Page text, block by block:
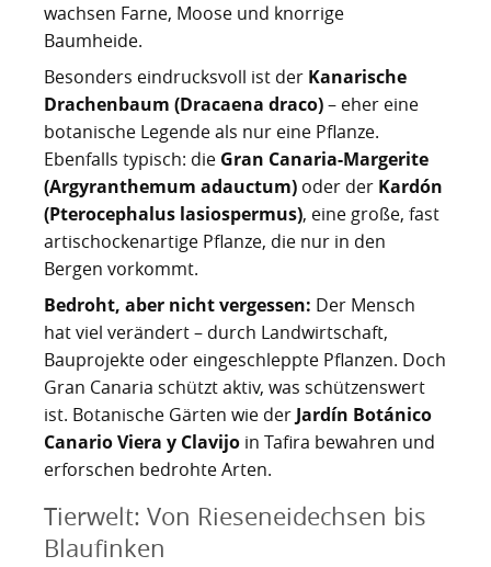
San Cristóbal de La Laguna
San Juan de la Rambla
San Miguel de Abona
Santa Cruz de Tenerife
Santa Úrsula
Santiago del Teide
Tacoronte
Tegueste
Kartoffelrevolution 1846
Verworfenes Exil
Franco auf Teneriffa
Thor Heyerdahl und die Pyramiden von Güímar
wachsen Farne, Moose und knorrige
Baumheide.
Besonders eindrucksvoll ist der Kanarische
Drachenbaum (Dracaena draco)– eher eine
botanische Legende als nur eine Pflanze.
Ebenfalls typisch: die Gran Canaria-Margerite
(Argyranthemum adauctum) oder der Kardón
(Pterocephalus lasiospermus), eine große, fast
artischockenartige Pflanze, die nur in den
Bergen vorkommt.
Bedroht, aber nicht vergessen: Der Mensch
hat viel verändert – durch Landwirtschaft,
Bauprojekte oder eingeschleppte Pflanzen. Doch
Gran Canaria schützt aktiv, was schützenswert
ist. Botanische Gärten wie der Jardín Botánico
Canario Viera y Clavijo in Tafira bewahren und
erforschen bedrohte Arten.
Tierwelt: Von Rieseneidechsen bis
Blaufinken